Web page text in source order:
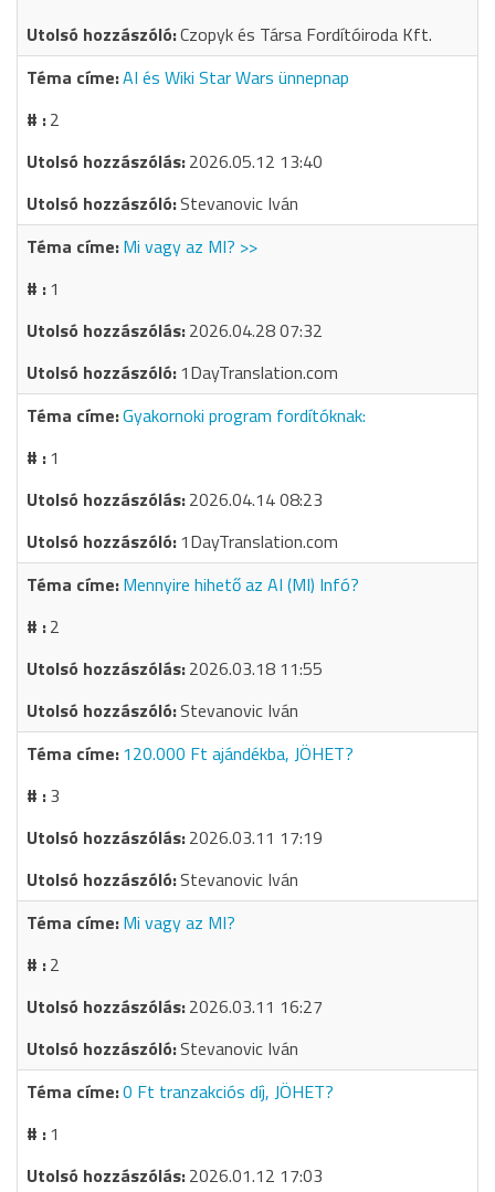
Czopyk és Társa Fordítóiroda Kft.
AI és Wiki Star Wars ünnepnap
2
2026.05.12 13:40
Stevanovic Iván
Mi vagy az MI? >>
1
2026.04.28 07:32
1DayTranslation.com
Gyakornoki program fordítóknak:
1
2026.04.14 08:23
1DayTranslation.com
Mennyire hihető az AI (MI) Infó?
2
2026.03.18 11:55
Stevanovic Iván
120.000 Ft ajándékba, JÖHET?
3
2026.03.11 17:19
Stevanovic Iván
Mi vagy az MI?
2
2026.03.11 16:27
Stevanovic Iván
0 Ft tranzakciós díj, JÖHET?
1
2026.01.12 17:03